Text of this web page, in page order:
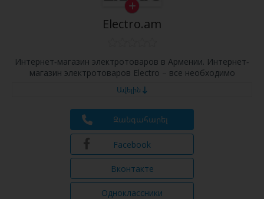
Electro.am
Интернет-магазин электротоваров в Армении. Интернет-
магазин электротоваров Electro – все необходимо
Ավելին
Զանգահարել
Facebook
Вконтакте
Одноклассники